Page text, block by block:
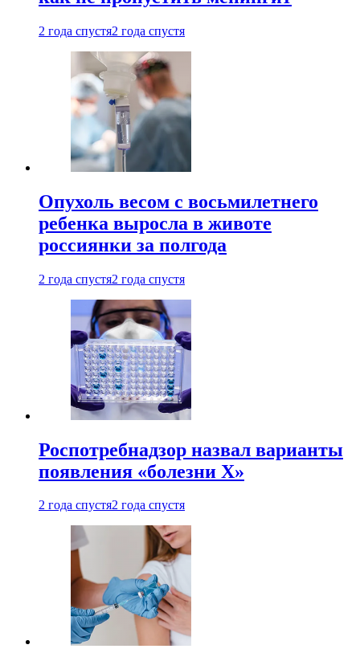
2 года спустя2 года спустя
Опухоль весом с восьмилетнего
ребенка выросла в животе
россиянки за полгода
2 года спустя2 года спустя
Роспотребнадзор назвал варианты
появления «болезни Х»
2 года спустя2 года спустя